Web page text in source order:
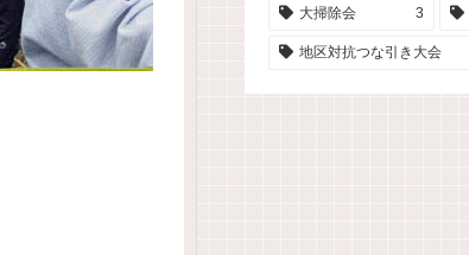
大掃除会 3
地区対抗つな引き大会